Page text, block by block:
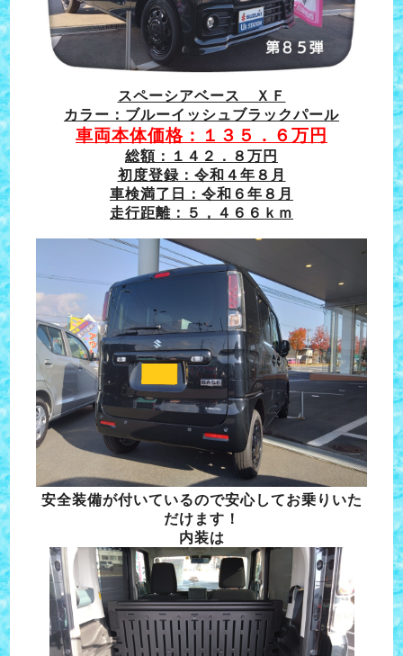
スペーシアベース ＸＦ
カラー：ブルーイッシュブラックパール
車両本体価格：１３５．６万円
総額：１４２．８万円
初度登録：令和４年８月
車検満了日：令和６年８月
走行距離：５，４６６ｋｍ
安全装備が付いているので安心してお乗りいた
だけます ！
内装は